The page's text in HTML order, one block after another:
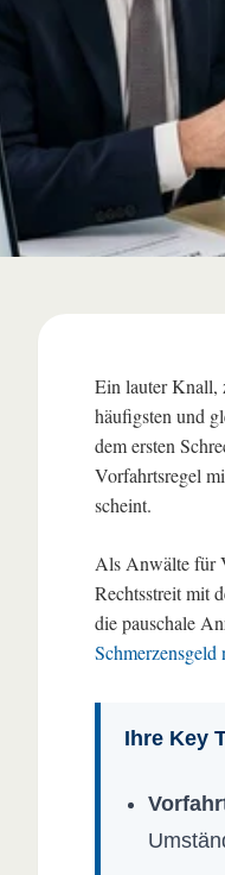
Ein lauter Knall,
häufigsten und
dem ersten
Vorfahrtsregel
scheint.
Als Anwälte für
Rechtsstreit mit
die pauschale
Ihre Key